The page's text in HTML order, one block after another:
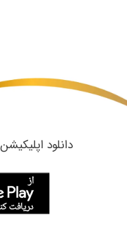
​دانلود